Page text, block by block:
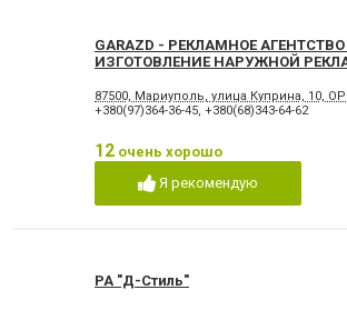
GARAZD - РЕКЛАМНОЕ АГЕНТСТВО
ИЗГОТОВЛЕНИЕ НАРУЖНОЙ
87500, Мариуполь, улица Куприна, 10,
+380(97)364-36-45 +380(68)343-64-62
12 очень хорошо
Я рекомендую
РА "Д-Стиль"